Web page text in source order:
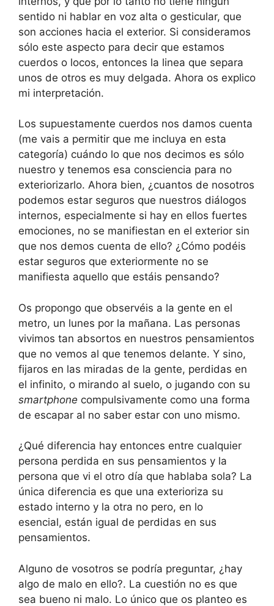
sentido ni hablar en voz alta o gesticular, que
son acciones hacia el exterior. Si consideramos
sólo este aspecto para decir que estamos
cuerdos o locos, entonces la linea que separa
unos de otros es muy delgada. Ahora os explico
mi interpretación.
Los supuestamente cuerdos nos damos cuenta
(me vais a permitir que me incluya en esta
categoría) cuándo lo que nos decimos es sólo
nuestro y tenemos esa consciencia para no
exteriorizarlo. Ahora bien, ¿cuantos de nosotros
podemos estar seguros que nuestros diálogos
internos, especialmente si hay en ellos fuertes
emociones, no se manifiestan en el exterior sin
que nos demos cuenta de ello? ¿Cómo podéis
estar seguros que exteriormente no se
manifiesta aquello que estáis pensando?
Os propongo que observéis a la gente en el
metro, un lunes por la mañana. Las personas
vivimos tan absortos en nuestros pensamientos
que no vemos al que tenemos delante. Y sino,
fijaros en las miradas de la gente, perdidas en
el infinito, o mirando al suelo, o jugando con su
smartphone compulsivamente como una forma
de escapar al no saber estar con uno mismo.
¿Qué diferencia hay entonces entre cualquier
persona perdida en sus pensamientos y la
persona que vi el otro día que hablaba sola? La
única diferencia es que una exterioriza su
estado interno y la otra no pero, en lo
esencial, están igual de perdidas en sus
pensamientos.
Alguno de vosotros se podría preguntar, ¿hay
algo de malo en ello?. La cuestión no es que
sea bueno ni malo. Lo único que os planteo es